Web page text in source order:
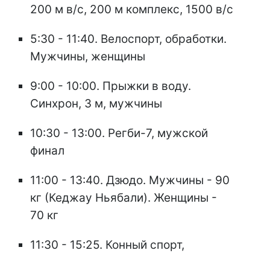
200 м в/с, 200 м комплекс, 1500 в/с
5:30 - 11:40. Велоспорт, обработки.
Мужчины, женщины
9:00 - 10:00. Прыжки в воду.
Синхрон, 3 м, мужчины
10:30 - 13:00. Регби-7, мужской
финал
11:00 - 13:40. Дзюдо. Мужчины - 90
кг (Кеджау Ньябали). Женщины -
70 кг
11:30 - 15:25. Конный спорт,